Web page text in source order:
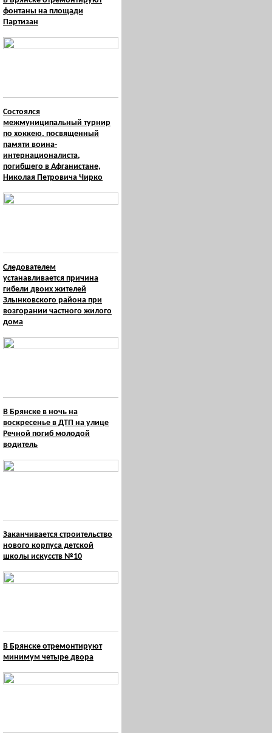
фонтаны на площади
Партизан
Состоялся
межмуниципальный турнир
по хоккею, посвященный
памяти воина-
интернационалиста,
погибшего в Афганистане,
Николая Петровича Чирко
Следователем
устанавливается причина
гибели двоих жителей
Злынковского района при
возгорании частного жилого
дома
В Брянске в ночь на
воскресенье в ДТП на улице
Речной погиб молодой
водитель
Заканчивается строительство
нового корпуса детской
школы искусств №10
В Брянске отремонтируют
минимум четыре двора